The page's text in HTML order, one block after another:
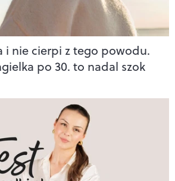
i nie cierpi z tego powodu.
po 30. to nadal szok